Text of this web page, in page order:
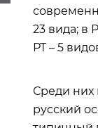
23 вида; в
РТ – 5
Среди них
русский